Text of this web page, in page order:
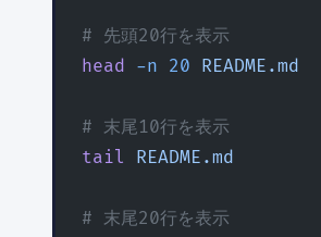
# 先頭20行を表示
head -n 20 README.md
# 末尾10行を表示
tail README.md
# 末尾20行を表示